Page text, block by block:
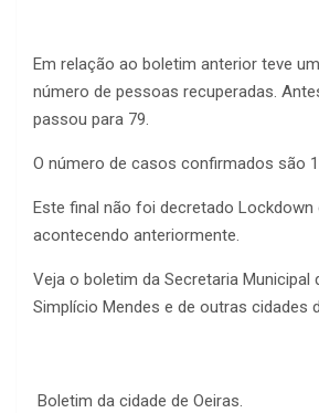
Em relação ao boletim anterior teve
número de pessoas recuperadas.
passou para 79.
O número de casos confirmados são
Este final não foi decretado Lockdown
acontecendo anteriormente.
Veja o boletim da Secretaria Municipal
Simplício Mendes e de outras cidades
Boletim da cidade de Oeiras.